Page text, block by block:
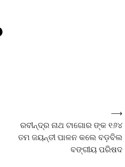
ରବୀନ୍ଦ୍ର ନାଥ ଟାଗୋର ଙ୍କ ୧୬୪
ତମ ଜୟନ୍ତୀ ପାଳନ କଲେ ବଡ଼ବିଲ
ବଙ୍ଗୀୟ ପରିଷଦ
⟶